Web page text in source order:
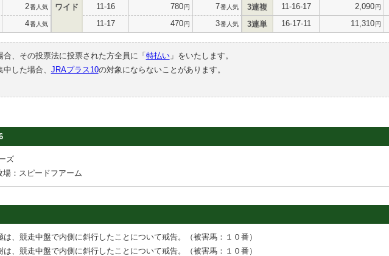
2番人気
4番人気
ワイド 11-16 780円 7番人気
11-17 470円 3番人気
3連複 11-16-17 2,090円
3連単 16-17-11 11,310円
、その投票法に投票された方全員に「 特払い」をいたします。
した場合、 JRAプラス10の対象にならないことがあります。
ズ
場：スピードフアーム
、競走中盤で内側に斜行したことについて戒告。（被害馬：１０番）
、競走中盤で内側に斜行したことについて戒告。（被害馬：１０番）